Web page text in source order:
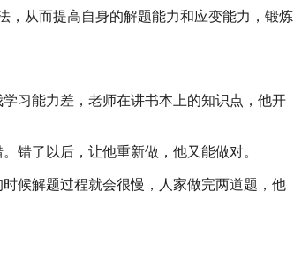
，从而提高自身的解题能力和应变能力，锻炼
习能力差，老师在讲书本上的知识点，他开
错了以后，让他重新做，他又能做对。
候解题过程就会很慢，人家做完两道题，他